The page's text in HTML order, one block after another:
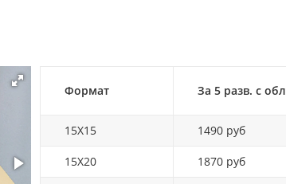
Формат За 5 разв. с
15X15 1490 руб
15X20 1870 руб